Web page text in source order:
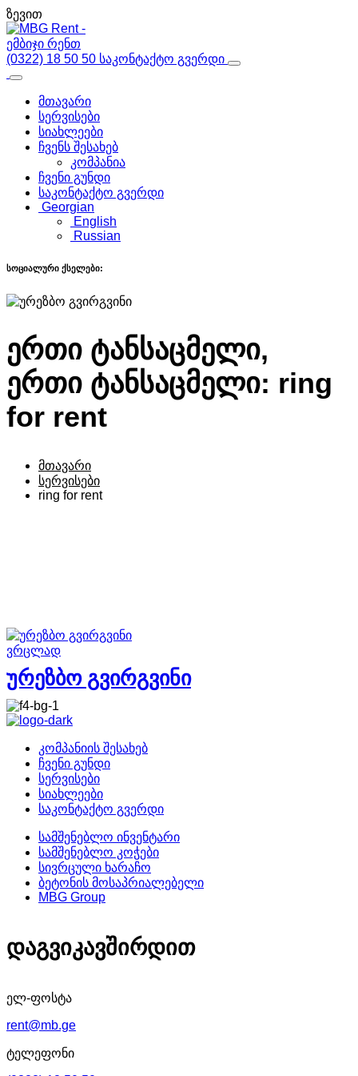
ზევით
(0322) 18 50 50 საკონტაქტო გვერდი
მთავარი
სერვისები
სიახლეები
ჩვენს შესახებ
კომპანია
ჩვენი გუნდი
საკონტაქტო გვერდი
Georgian
English
Russian
სოციალური ქსელები:
ერთი ტანსაცმელი,
ერთი ტანსაცმელი: ring
for rent
მთავარი
სერვისები
ring for rent
ვრცლად
ურეზბო გვირგვინი
კომპანიის შესახებ
ჩვენი გუნდი
სერვისები
სიახლეები
საკონტაქტო გვერდი
სამშენებლო ინვენტარი
სამშენებლო კოჭები
სივრცული ხარაჩო
ბეტონის მოსაპრიალებელი
MBG Group
დაგვიკავშირდით
ელ-ფოსტა
rent@mb.ge
ტელეფონი